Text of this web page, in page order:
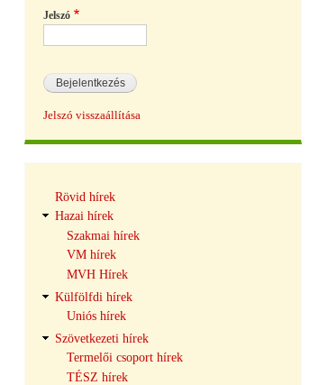
Jelszó
Jelszó visszaállítása
navigáció
Rövid hírek
Hazai hírek
Szakmai hírek
VM hírek
MVH Hírek
Külfölfdi hírek
Uniós hírek
Szövetkezeti hírek
Termelői csoport hírek
TÉSZ hírek